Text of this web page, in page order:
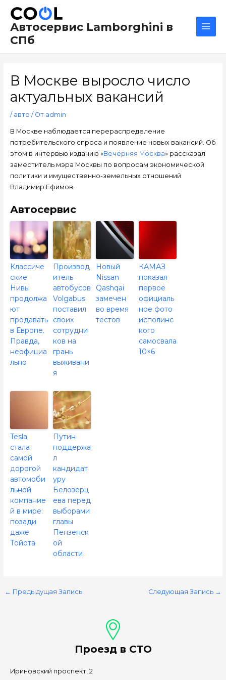
содержимому
Автосервис Lamborghini в
СПб
В Москве выросло число
актуальных вакансий
/ авто / От admin
В Москве наблюдается перераспределение
потребительского спроса и появление новых вакансий. Об
этом в интервью изданию «Вечерняя Москва» рассказал
заместитель мэра Москвы по вопросам экономической
политики и имущественно-земельных отношений
Владимир Ефимов.
Автосервис
Классиче
ские
Нивы
продолжа
ют
продавать
в Европе.
Правда,
неофициа
льно
Производ
итель
автобусов
Volgabus
поставил
своих
сотрудни
ков на
грань
выживани
я
Новый
Nissan
Qashqai
замечен
во время
тестов
КАМАЗ
показал
первое
официаль
ное фото
исполинс
кого
самосвала
10×6
Tesla
стала
самой
дорогой
автомоби
льной
компание
й в мире:
позади
даже
Тойота
Путин
поддержа
л
кандидат
уру
Белозерц
ева перед
выборами
главы
Пензенск
ой
области
по
записям
← Предыдущая Запись Следующая Запись →
Проезд в СТО
Ириновский проспект, 2